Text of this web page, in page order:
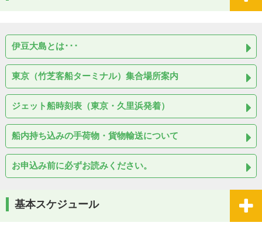
伊豆大島とは･･･
東京（竹芝客船ターミナル）集合場所案内
ジェット船時刻表（東京・久里浜発着）
船内持ち込みの手荷物・貨物輸送について
お申込み前に必ずお読みください。
基本スケジュール